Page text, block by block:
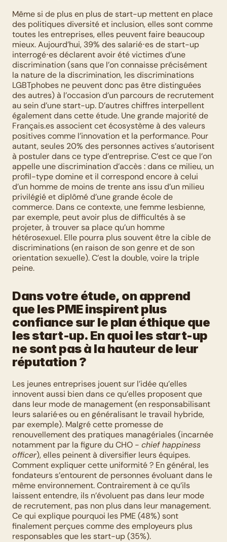
Même si de plus en plus de start-up mettent en place
des politiques diversité et inclusion, elles sont comme
toutes les entreprises, elles peuvent faire beaucoup
mieux. Aujourd’hui, 39% des salarié⋅es de start-up
interrogé⋅es déclarent avoir été victimes d’une
discrimination (sans que l’on connaisse précisément
la nature de la discrimination, les discriminations
LGBTphobes ne peuvent donc pas être distinguées
des autres) à l’occasion d’un parcours de recrutement
au sein d’une start-up. D’autres chiffres interpellent
également dans cette étude. Une grande majorité de
Français.es associent cet écosystème à des valeurs
positives comme l’innovation et la performance. Pour
autant, seules 20% des personnes actives s’autorisent
à postuler dans ce type d’entreprise. C’est ce que l’on
appelle une discrimination d’accès : dans ce milieu, un
profil-type domine et il correspond encore à celui
d’un homme de moins de trente ans issu d’un milieu
privilégié et diplômé d’une grande école de
commerce. Dans ce contexte, une femme lesbienne,
par exemple, peut avoir plus de difficultés à se
projeter, à trouver sa place qu’un homme
hétérosexuel. Elle pourra plus souvent être la cible de
discriminations (en raison de son genre et de son
orientation sexuelle). C’est la double, voire la triple
peine.
Dans votre étude, on apprend
que les PME inspirent plus
confiance sur le plan éthique que
les start-up. En quoi les start-up
ne sont pas à la hauteur de leur
réputation ?
Les jeunes entreprises jouent sur l’idée qu’elles
innovent aussi bien dans ce qu’elles proposent que
dans leur mode de management (en responsabilisant
leurs salarié·es ou en généralisant le travail hybride,
par exemple). Malgré cette promesse de
renouvellement des pratiques managériales (incarnée
notamment par la figure du CHO - chief happiness
officer), elles peinent à diversifier leurs équipes.
Comment expliquer cette uniformité ? En général, les
fondateurs s’entourent de personnes évoluant dans le
même environnement. Contrairement à ce qu’ils
laissent entendre, ils n’évoluent pas dans leur mode
de recrutement, pas non plus dans leur management.
Ce qui explique pourquoi les PME (48%) sont
finalement perçues comme des employeurs plus
responsables que les start-up (35%).